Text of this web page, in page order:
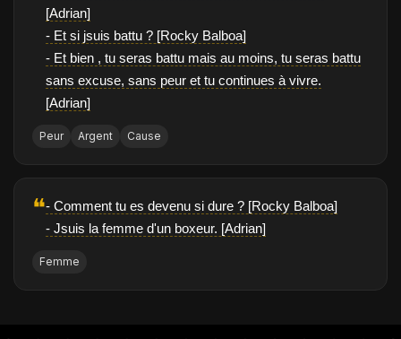
[Adrian]
- Et si jsuis battu ? [Rocky Balboa]
- Et bien , tu seras battu mais au moins, tu seras battu
sans excuse, sans peur et tu continues à vivre.
[Adrian]
Peur Argent Cause
❝- Comment tu es devenu si dure ? [Rocky Balboa]
- Jsuis la femme d'un boxeur. [Adrian]
Femme